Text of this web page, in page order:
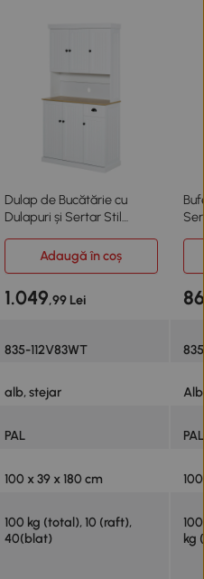
Dulap de Bucătărie cu
Dulapuri și Sertar Stil
Adaugă în coș
1.049,99 Lei
835-112V83WT
alb, stejar
Alb
PAL
100 x 39 x 180 cm
100 kg (total), 10 (raft),
40(blat)
kg